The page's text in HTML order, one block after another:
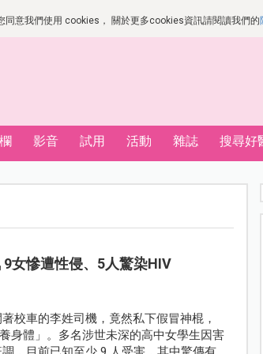
意我們使用 cookies， 關於更多cookies資訊請閱讀我們的
影音 試用 活動 雜誌 搜尋好
女慘遭性侵、5人驚染HIV
校車的李姓司機，竟然私下假冒神棍，
身體」。多名涉世未深的高中女學生因害